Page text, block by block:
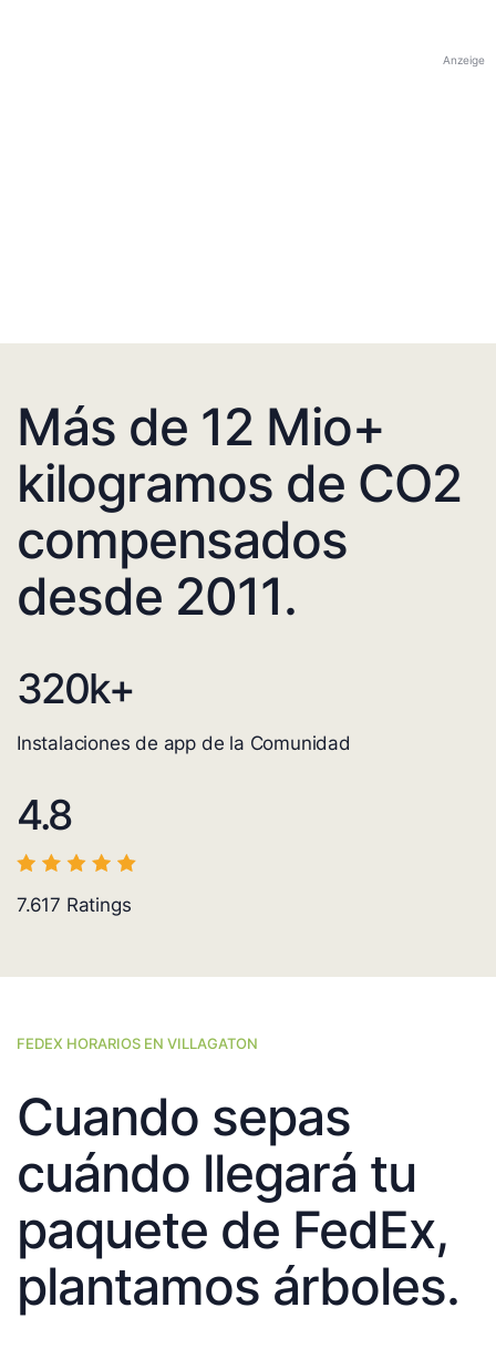
Anzeige
Más de 12 Mio+
kilogramos de CO2
compensados
desde 2011.
320k+
Instalaciones de app de la Comunidad
4.8
7.617 Ratings
FEDEX HORARIOS EN VILLAGATON
Cuando sepas
cuándo llegará tu
paquete de FedEx,
plantamos árboles.